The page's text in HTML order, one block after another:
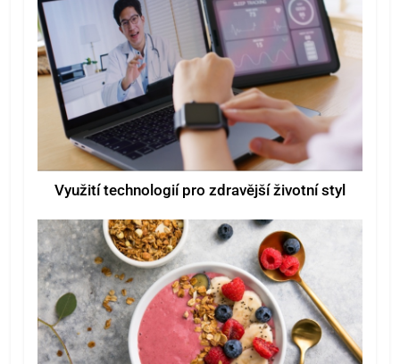
Využití technologií pro zdravější životní styl